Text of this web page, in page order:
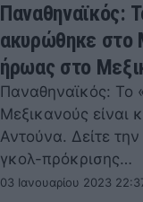
Παναθηναϊκός:
ακυρώθηκε στο
ήρωας στο
Παναθηναϊκός: Το
Μεξικανούς είναι
Αντούνα. Δείτε
γκολ-πρόκρισης…
03 Ιανουαρίου 2023